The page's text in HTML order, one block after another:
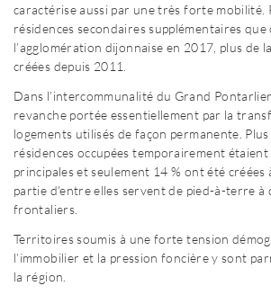
caractérise aussi par une très forte mobilité.
résidences secondaires supplémentaires que
l’agglomération dijonnaise en 2017, plus de
créées depuis 2011.
Dans l’intercommunalité du Grand
revanche portée essentiellement par la
logements utilisés de façon permanente.
résidences occupées temporairement étaient
principales et seulement 14 % ont été créées
partie d'entre elles servent de pied-à-terre à
frontaliers.
Territoires soumis à une forte tension
l’immobilier et la pression foncière y sont
la région.